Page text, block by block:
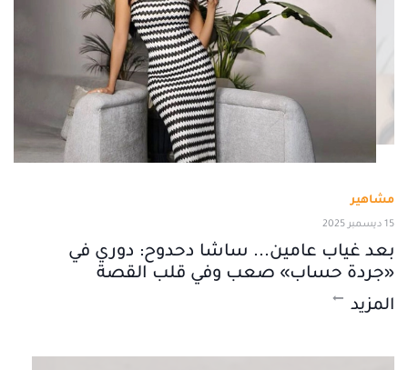
مشاهير
15 ديسمبر 2025
بعد غياب عامين... ساشا دحدوح: دوري في
«جردة حساب» صعب وفي قلب القصة
المزيد